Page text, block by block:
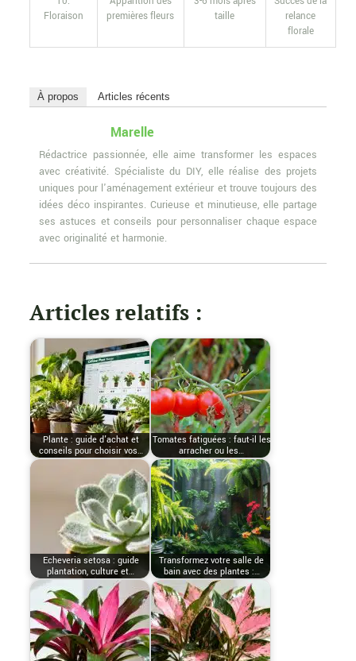
Floraison
premières fleurs
taille
relance
florale
À propos Articles récents
Marelle
Rédactrice passionnée, elle aime transformer les espaces
avec créativité. Spécialiste du DIY, elle réalise des projets
uniques pour l'aménagement extérieur et trouve toujours des
idées déco inspirantes. Curieuse et minutieuse, elle partage
ses astuces et conseils pour personnaliser chaque espace
avec originalité et harmonie.
Articles relatifs :
Plante : guide d'achat et
conseils pour choisir vos…
Tomates fatiguées : faut-il les
arracher ou les…
Echeveria setosa : guide
plantation, culture et…
Transformez votre salle de
bain avec des plantes :…